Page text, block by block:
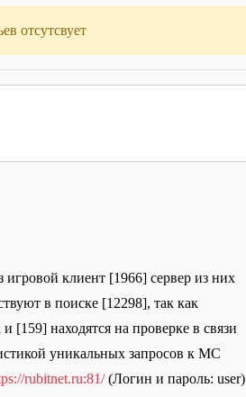
отсутсвует
игровой клиент [1966] сервер из них
в поиске [12298], так как
[159] находятся на проверке в связи
уникальных запросов к МС
rubitnet.ru:81/(Логин и пароль: user)